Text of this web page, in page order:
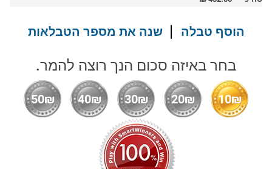
הוסף טבלה שנה את מספר הטבלאות
בחר באיזה סכום הנך רוצה להמר.
10₪
20₪
30₪
40₪
50₪